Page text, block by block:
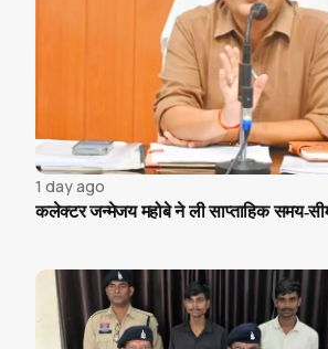
1 day ago
कलेक्टर जन्मेजय महोबे ने ली साप्ताहिक समय-